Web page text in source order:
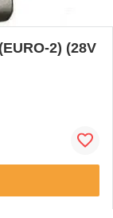
2) (28V